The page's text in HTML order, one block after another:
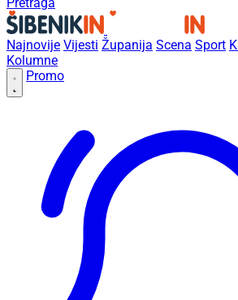
Najnovije Vijesti Županija Scena Sport
Kolumne
Promo